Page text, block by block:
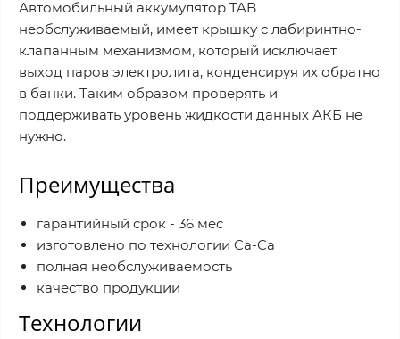
Автомобильный аккумулятор TAB
необслуживаемый, имеет крышку с лабиринтно-
клапанным механизмом, который исключает
выход паров электролита, конденсируя их обратно
в банки. Таким образом проверять и
поддерживать уровень жидкости данных АКБ не
нужно.
Преимущества
гарантийный срок - 36 мес
изготовлено по технологии Ca-Ca
полная необслуживаемость
качество продукции
Технологии